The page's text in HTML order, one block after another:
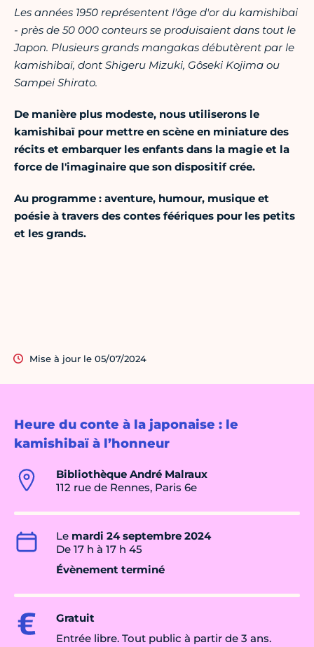
Heure du conte à la japonaise : le
kamishibaï à l’honneur
Bibliothèque André Malraux
112 rue de Rennes, Paris 6e
Le mardi 24 septembre 2024
De 17 h à 17 h 45
Évènement terminé
Gratuit
Entrée libre. Tout public à partir de 3 ans.
Les années 1950 représentent l'âge d'or du kamishibai
- près de 50 000 conteurs se produisaient dans tout le
Japon. Plusieurs grands mangakas débutèrent par le
kamishibaï, dont Shigeru Mizuki, Gôseki Kojima ou
Sampei Shirato.
De manière plus modeste, nous utiliserons le
kamishibaï pour mettre en scène en miniature des
récits et embarquer les enfants dans la magie et la
force de l'imaginaire que son dispositif crée.
Au programme : aventure, humour, musique et
poésie à travers des contes féériques pour les petits
et les grands.
Mise à jour le 05/07/2024